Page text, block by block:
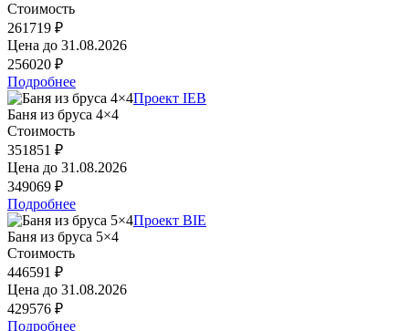
Стоимость
261719 ₽
Цена до 31.08.2026
256020 ₽
Подробнее
Проект IEB
Баня из бруса 4×4
Стоимость
351851 ₽
Цена до 31.08.2026
349069 ₽
Подробнее
Проект BIE
Баня из бруса 5×4
Стоимость
446591 ₽
Цена до 31.08.2026
429576 ₽
Подробнее